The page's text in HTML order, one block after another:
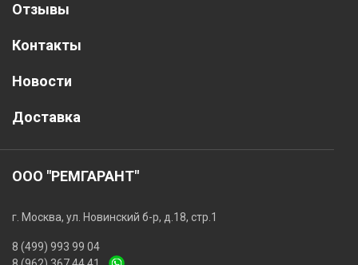
Отзывы
Контакты
Новости
Доставка
ООО "РЕМГАРАНТ"
г. Москва, ул. Новинский б-р, д.18, стр.1
8 (499) 993 99 04